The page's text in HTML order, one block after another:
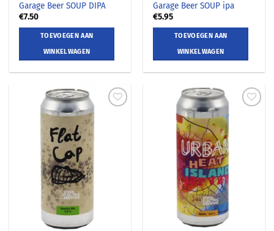
Garage Beer SOUP DIPA
€7.50
TOEVOEGEN AAN
WINKELWAGEN
Garage Beer SOUP ipa
€5.95
TOEVOEGEN AAN
WINKELWAGEN